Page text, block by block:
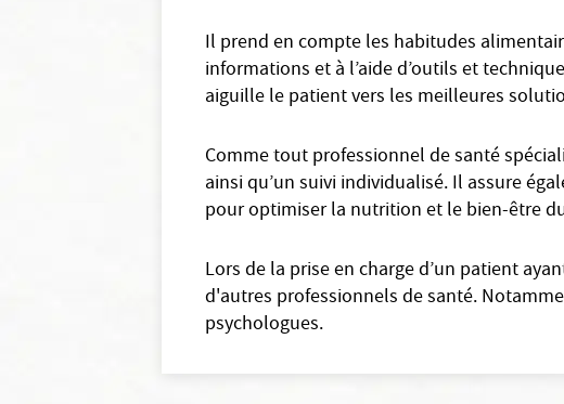
Il prend en compte les habitudes
informations et à l’aide d’outils et
aiguille le patient vers les meilleures
Comme tout professionnel de santé
ainsi qu’un suivi individualisé. Il assure
pour optimiser la nutrition et le bien-être
Lors de la prise en charge d’un patient
d'autres professionnels de santé.
psychologues.